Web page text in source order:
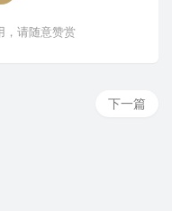
，请随意赞赏
下一篇